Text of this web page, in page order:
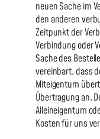
neuen Sache im
den anderen
Zeitpunkt der
Verbindung oder
Sache des
vereinbart, dass
Miteigentum
Übertragung an.
Alleineigentum
Kosten für uns